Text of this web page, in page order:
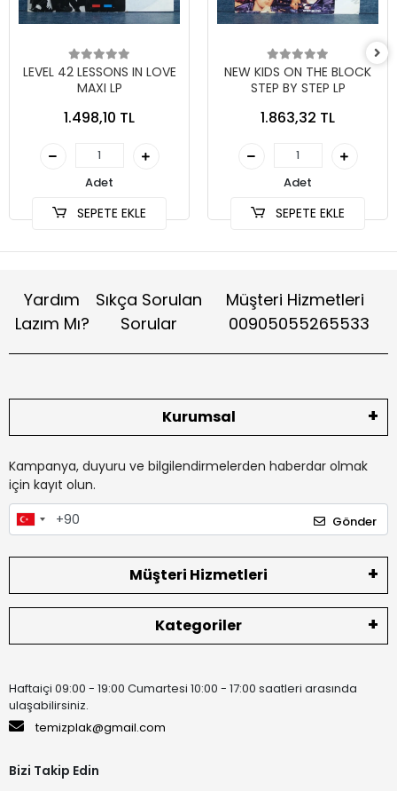
LEVEL 42 LESSONS IN LOVE
MAXI LP
1.498,10 TL
Adet
SEPETE EKLE
NEW KIDS ON THE BLOCK
STEP BY STEP LP
1.863,32 TL
Adet
SEPETE EKLE
Yardım
Lazım Mı?
Sıkça Sorulan
Sorular
Müşteri Hizmetleri
00905055265533
Kurumsal
Kampanya, duyuru ve bilgilendirmelerden haberdar olmak
için kayıt olun.
Gönder
Müşteri Hizmetleri
Kategoriler
Haftaiçi 09:00 - 19:00 Cumartesi 10:00 - 17:00 saatleri arasında
ulaşabilirsiniz.
temizplak@gmail.com
Bizi Takip Edin